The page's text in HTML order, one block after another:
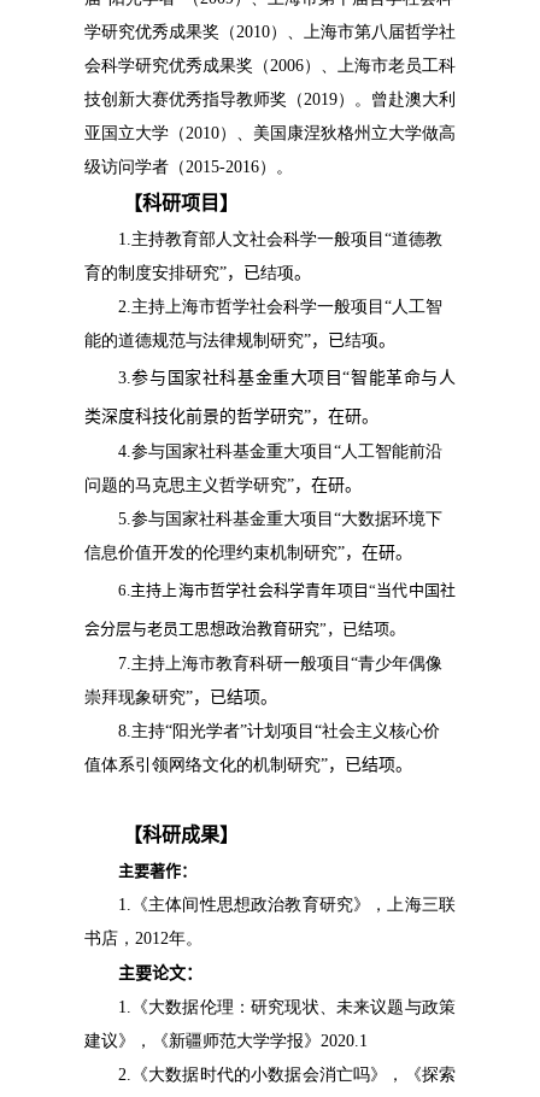
学研究优秀成果奖（ 2010）、上海市第八届哲学社
会科学研究优秀成果奖（ 2006）、上海市老员工科
技创新大赛优秀指导教师奖（ 2019）。曾赴澳大利
亚国立大学（ 2010）、美国康涅狄格州立大学做高
级访问学者（ 2015-2016）。
【科研项目 】
1. 主持教育部人文社会科学一般项目 “道德教
育的制度安排研究”， 已结项。
2. 主持上海市哲学社会科学一般项目 “人工智
能的道德规范与法律规制研究”， 已结项。
3. 参与国家社科基金重大项目“智能革命与人
类深度科技化前景的哲学研究”， 在研。
4. 参与国家社科基金重大项目 “人工智能前沿
问题的马克思主义哲学研究”， 在研。
5. 参与国家社科基金重大项目 “大数据环境下
信息价值开发的伦理约束机制研究”， 在研。
6. 主持上海市哲学社会科学青年项目“当代中国社
会分层与老员工思想政治教育研究”， 已结项。
7. 主持上海市教育科研一般项目 “青少年偶像
崇拜现象研究”， 已结项。
8. 主持“阳光学者”计划项目 “社会主义核心价
值体系引领网络文化的机制研究”， 已结项。
【科研成果】
主要著作：
1.
《主体间性思想政治教育研究》，上海三联
书店， 2012年。
主要论文：
1.
《大数据伦理：研究现状、未来议题与政策
建议》，《新疆师范大学学报》 2020.1
2.
《大数据时代的小数据会消亡吗》，《探索